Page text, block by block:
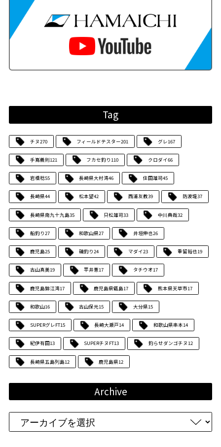
Tag
チヌ270 フィールドテスター201 グレ167
手嶌義則121 フカセ釣り110 クロダイ66
岩橋稔55 長崎県大村湾46 住田雄司45
長崎県44 松本望42 西浦友教39 防波堤37
長崎県南九十九島35 只松雄司33 中川典哉32
船釣り27 和歌山県27 井垣伸也26
鹿児島25 磯釣り24 マダイ23 重留裕也19
古山真美19 平井憲17 タチウオ17
鹿児島錦江湾17 鹿児島県甑島17 熊本県天草市17
和歌山16 古山保元15 大分県15
SUPERグレFT15 長崎大瀬戸14 和歌山県串本14
紀伊有田13 SUPERチヌFT13 釣らせダンゴチヌ12
長崎県五島列島12 鹿児島県12
Archive